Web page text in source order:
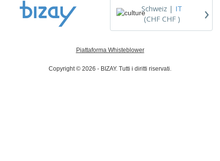
Schweiz | IT
(CHF CHF )
›
Piattaforma Whisteblower
Copyright © 2026 - BIZAY. Tutti i diritti riservati.